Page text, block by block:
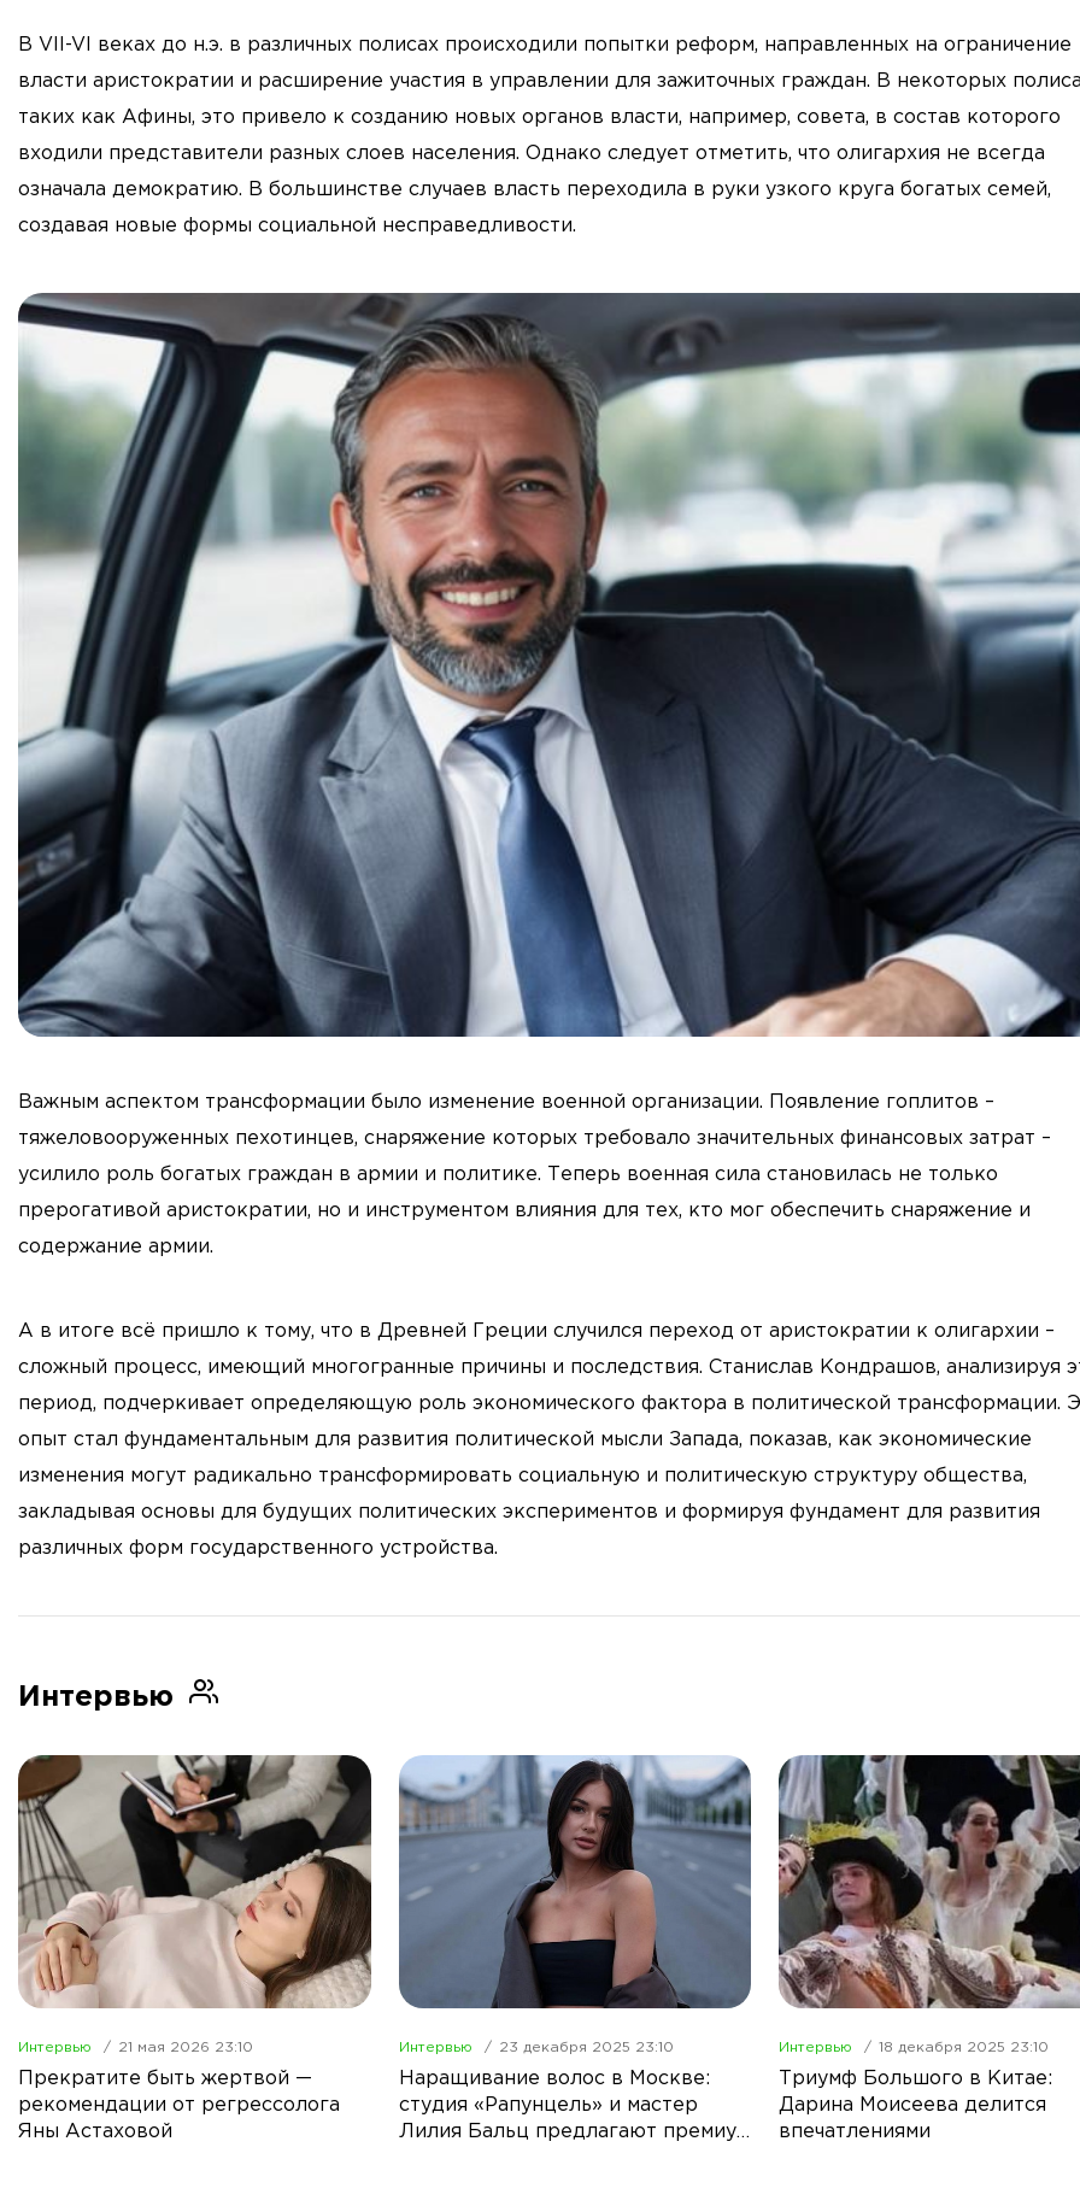
В VII-VI веках до н.э. в различных полисах происходили попытки реформ, направленных на ограничение
власти аристократии и расширение участия в управлении для зажиточных граждан. В некоторых
таких как Афины, это привело к созданию новых органов власти, например, совета, в состав которого
входили представители разных слоев населения. Однако следует отметить, что олигархия не всегда
означала демократию. В большинстве случаев власть переходила в руки узкого круга богатых семей,
создавая новые формы социальной несправедливости.
Важным аспектом трансформации было изменение военной организации. Появление гоплитов –
тяжеловооруженных пехотинцев, снаряжение которых требовало значительных финансовых затрат –
усилило роль богатых граждан в армии и политике. Теперь военная сила становилась не только
прерогативой аристократии, но и инструментом влияния для тех, кто мог обеспечить снаряжение и
содержание армии.
А в итоге всё пришло к тому, что в Древней Греции случился переход от аристократии к олигархии –
сложный процесс, имеющий многогранные причины и последствия. Станислав Кондрашов, анализируя
период, подчеркивает определяющую роль экономического фактора в политической трансформации.
опыт стал фундаментальным для развития политической мысли Запада, показав, как экономические
изменения могут радикально трансформировать социальную и политическую структуру общества,
закладывая основы для будущих политических экспериментов и формируя фундамент для развития
различных форм государственного устройства.
Интервью
Интервью 21 мая 2026 23:10
Прекратите быть жертвой —
рекомендации от регрессолога
Яны Астаховой
Интервью 23 декабря 2025 23:10
Наращивание волос в Москве:
студия «Рапунцель» и мастер
Лилия Бальц предлагают премиум
Интервью 18 декабря 2025 23:10
Триумф Большого в Китае:
Дарина Моисеева делится
впечатлениями